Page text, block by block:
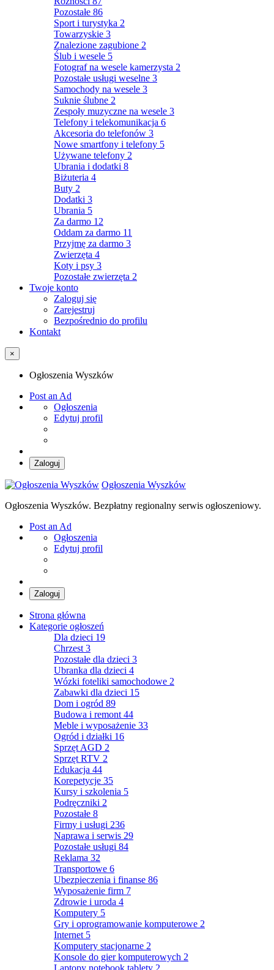
Pozostałe 86
Sport i turystyka 2
Towarzyskie 3
Znalezione zagubione 2
Ślub i wesele 5
Fotograf na wesele kamerzysta 2
Pozostałe usługi weselne 3
Samochody na wesele 3
Suknie ślubne 2
Zespoły muzyczne na wesele 3
Telefony i telekomunikacja 6
Akcesoria do telefonów 3
Nowe smartfony i telefony 5
Używane telefony 2
Ubrania i dodatki 8
Biżuteria 4
Buty 2
Dodatki 3
Ubrania 5
Za darmo 12
Oddam za darmo 11
Przyjmę za darmo 3
Zwierzęta 4
Koty i psy 3
Pozostałe zwierzęta 2
Twoje konto
Zaloguj się
Zarejestruj
Bezpośrednio do profilu
Kontakt
×
Ogłoszenia Wyszków
Post an Ad
Ogłoszenia
Edytuj profil
Zaloguj
Ogłoszenia Wyszków
Ogłoszenia Wyszków. Bezpłatny regionalny serwis ogłoszeniowy.
Post an Ad
Ogłoszenia
Edytuj profil
Zaloguj
Strona główna
Kategorie ogłoszeń
Dla dzieci 19
Chrzest 3
Pozostałe dla dzieci 3
Ubranka dla dzieci 4
Wózki foteliki samochodowe 2
Zabawki dla dzieci 15
Dom i ogród 89
Budowa i remont 44
Meble i wyposażenie 33
Ogród i działki 16
Sprzęt AGD 2
Sprzęt RTV 2
Edukacja 44
Korepetycje 35
Kursy i szkolenia 5
Podręczniki 2
Pozostałe 8
Firmy i usługi 236
Naprawa i serwis 29
Pozostałe usługi 84
Reklama 32
Transportowe 6
Ubezpieczenia i finanse 86
Wyposażenie firm 7
Zdrowie i uroda 4
Komputery 5
Gry i oprogramowanie komputerowe 2
Internet 5
Komputery stacjonarne 2
Konsole do gier komputerowych 2
Laptopy notebook tablety 2